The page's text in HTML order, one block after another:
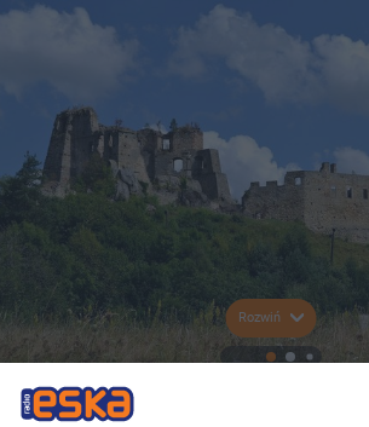
Rozwiń